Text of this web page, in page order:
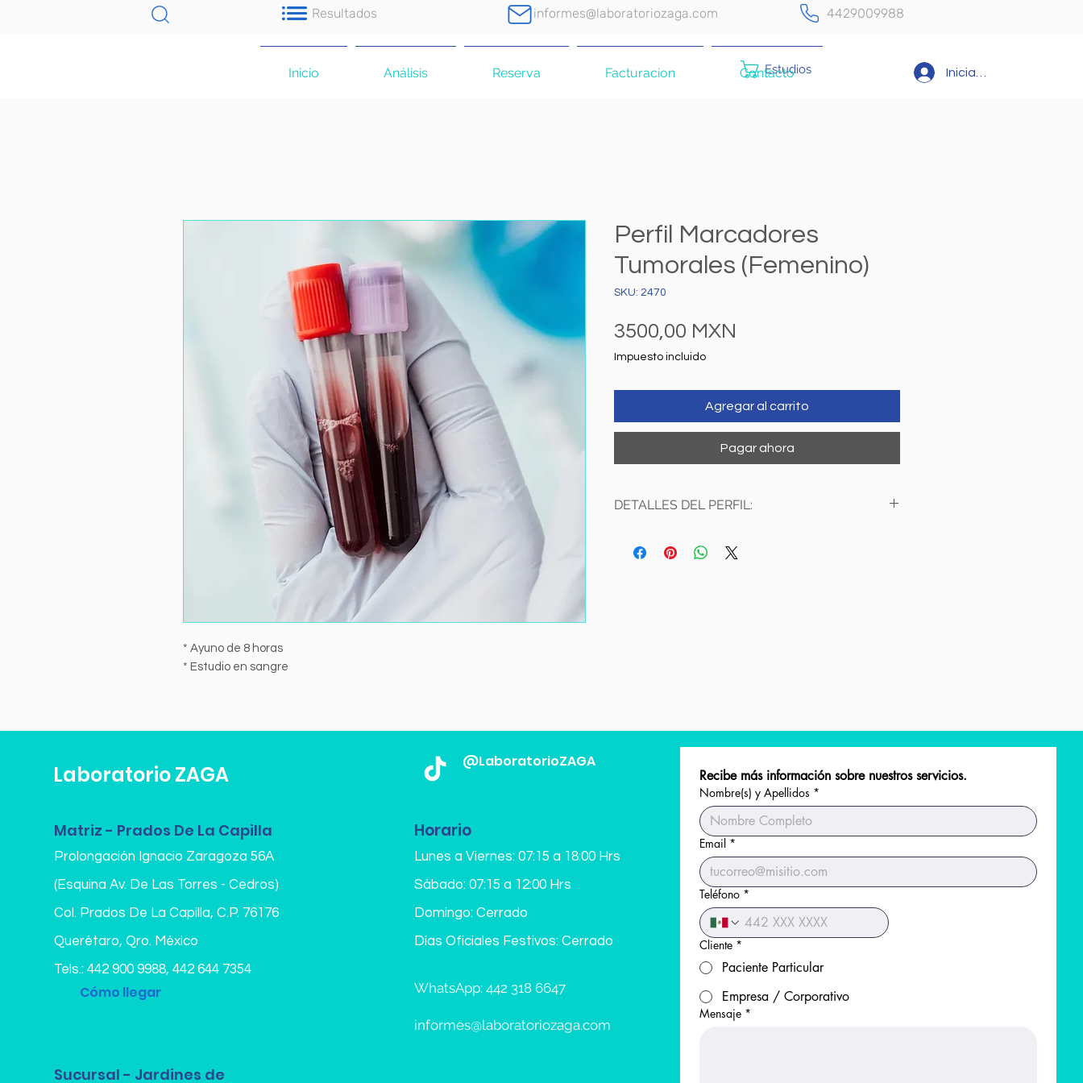
Resultados informes@laboratoriozaga.com 4429009988
Estudios Iniciar sesión
Inicio Análisis Reserva Facturacion Contacto
* Ayuno de 8 horas
* Estudio en sangre
Perfil Marcadores
Tumorales (Femenino)
SKU: 2470
3500,00 MXN
Impuesto incluido
Agregar al carrito
Pagar ahora
DETALLES DEL PERFIL:
° Antígeno CA 19-9 (Pancreas-Colón)
Laboratorio ZAGA
Matriz - Prados De La Capilla
Prolongación Ignacio Zaragoza 56A
(Esquina Av. De Las Torres - Cedros)
Col. Prados De La Capilla, C.P. 76176
Querétaro, Qro. México
Tels.: 442 900 9988, 442 644 7354
Cómo llegar
Sucursal - Jardines de
Horario
Lunes a Viernes: 07:15 a 18:00 Hrs
Sábado: 07:15 a 12:00 Hrs
Domingo: Cerrado
Días Oficiales Festivos: Cerrado
WhatsApp: 442 318 6647
informes@laboratoriozaga.com
Recibe más información sobre nuestros servicios.
Nombre(s) y Apellidos *
Email *
Teléfono *
Cliente *
Paciente Particular
Empresa / Corporativo
Mensaje *
@LaboratorioZAGA